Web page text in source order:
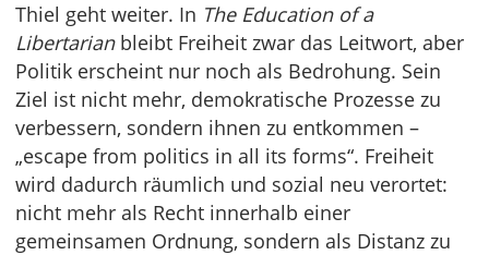
Thiel geht weiter. In The Education of a
Libertarianbleibt Freiheit zwar das Leitwort, aber
Politik erscheint nur noch als Bedrohung. Sein
Ziel ist nicht mehr, demokratische Prozesse zu
verbessern, sondern ihnen zu entkommen –
„escape from politics in all its forms“. Freiheit
wird dadurch räumlich und sozial neu verortet:
nicht mehr als Recht innerhalb einer
gemeinsamen Ordnung, sondern als Distanz zu